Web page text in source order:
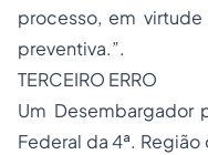
processo, em
preventiva.”.
TERCEIRO ERRO
Um Desembargador
Federal da 4ª.